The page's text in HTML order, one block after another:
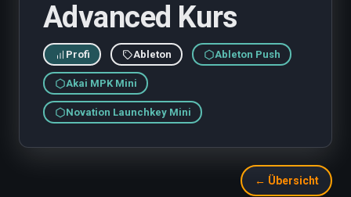
Advanced Kurs
Profi Ableton Ableton Push
Akai MPK Mini
Novation Launchkey Mini
← Übersicht